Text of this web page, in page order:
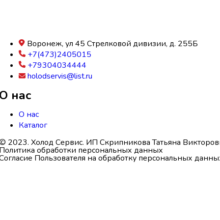
Воронеж, ул 45 Стрелковой дивизии, д. 255Б
+7(473)2405015
+79304034444
holodservis@list.ru
нас
О нас
Каталог
2023. Холод Сервис. ИП Скрипникова Татьяна
обработки персональных данных
Пользователя на обработку персональных